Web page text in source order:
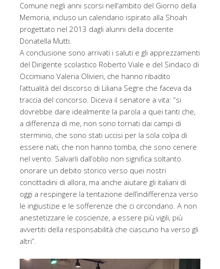
Comune negli anni scorsi nell’ambito del Giorno della
Memoria, incluso un calendario ispirato alla Shoah
progettato nel 2013 dagli alunni della docente
Donatella Mutti.
A conclusione sono arrivati i saluti e gli apprezzamenti
del Dirigente scolastico Roberto Viale e del Sindaco di
Occimiano Valeria Olivieri, che hanno ribadito
l’attualità del discorso di Liliana Segre che faceva da
traccia del concorso. Diceva il senatore a vita: “si
dovrebbe dare idealmente la parola a quei tanti che,
a differenza di me, non sono tornati dai campi di
sterminio, che sono stati uccisi per la sola colpa di
essere nati, che non hanno tomba, che sono cenere
nel vento. Salvarli dall’oblio non significa soltanto
onorare un debito storico verso quei nostri
concittadini di allora, ma anche aiutare gli italiani di
oggi a respingere la tentazione dell’indifferenza verso
le ingiustizie e le sofferenze che ci circondano. A non
anestetizzare le coscienze, a essere più vigili, più
avvertiti della responsabilità che ciascuno ha verso gli
altri”.